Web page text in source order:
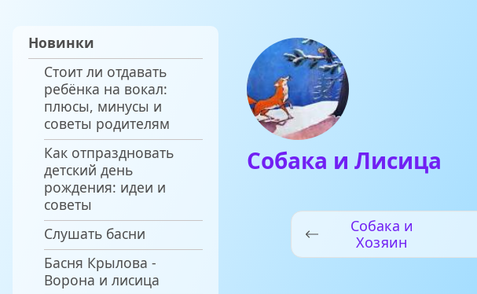
Новинки
Стоит ли отдавать
ребёнка на вокал:
плюсы, минусы и
советы родителям
Как отпраздновать
детский день
рождения: идеи и
советы
Слушать басни
Басня Крылова -
Ворона и лисица
Собака и Лисица
Собака и
Хозяин